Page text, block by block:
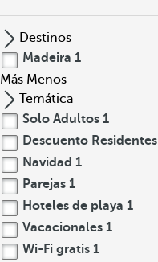
Destinos
Madeira 1
Más Menos
Temática
Solo Adultos 1
Descuento Residentes
Navidad 1
Parejas 1
Hoteles de playa 1
Vacacionales 1
Wi-Fi gratis 1